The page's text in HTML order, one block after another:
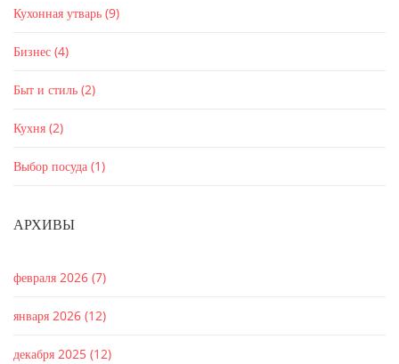
Кухонная утварь (9)
Бизнес (4)
Быт и стиль (2)
Кухня (2)
Выбор посуда (1)
АРХИВЫ
февраля 2026 (7)
января 2026 (12)
декабря 2025 (12)